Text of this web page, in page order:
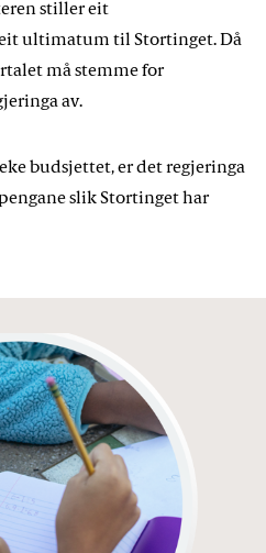
stiller eit
ultimatum til Stortinget. Då
må stemme for
av.
budsjettet, er det regjeringa
slik Stortinget har